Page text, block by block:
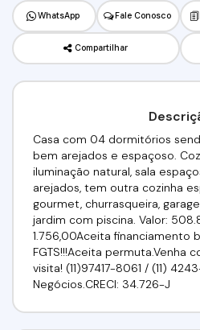
WhatsApp Fale Conosco
Compartilhar
Casa com 04 dormitórios
bem arejados e espaçoso.
iluminação natural, sala
arejados, tem outra cozinha
gourmet, churrasqueira,
jardim com piscina. Valor:
1.756,00Aceita financiamento
FGTS!!!Aceita permuta.Venha
visita! (11)97417-8061 / (11)
Negócios.CRECI: 34.726-J